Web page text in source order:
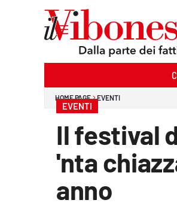
HOME PAGE EVENTI
EVENTI
Il festival
'nta
anno